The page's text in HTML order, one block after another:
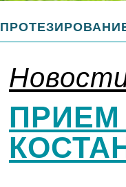
ПРИЕМ